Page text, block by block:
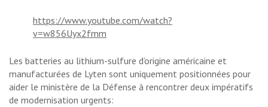
https://www.youtube.com/watch?
v=w856Uyx2fmm
Les batteries au lithium-sulfure d’origine américaine et
manufacturées de Lyten sont uniquement positionnées pour
aider le ministère de la Défense à rencontrer deux impératifs
de modernisation urgents: